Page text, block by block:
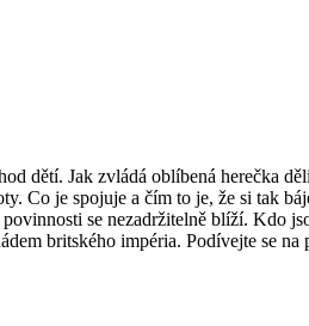
dětí. Jak zvládá oblíbená herečka
Co je spojuje a čím to je, že si tak
se nezadržitelně blíží. Kdo
britského impéria. Podívejte se